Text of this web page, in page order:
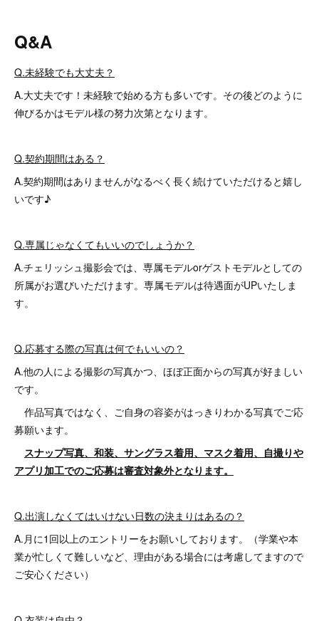
Q&A
Q.未経験でも大丈夫？
A.大丈夫です！未経験で始める方も多いです。その後どのように
伸びるかはモデル様の努力次第となります。
Q.契約期間はある？
A.契約期間はありませんがなるべく長く続けていただけると嬉し
いです♪
Q.専属じゃなくてもいいのでしょうか？
A.チェリッシュ撮影会では、専属モデルorゲストモデルとしての
所属がお選びいただけます。専属モデルは待遇面がUPいたしま
す。
Q.応募する際の写真は何でもいいの？
A.他の人による撮影の写真かつ、ほぼ正面からの写真が好ましい
です。
作品写真ではなく、ご自身の容姿がはっきりわかる写真でご応
募願います。
スナップ写真、和装、サングラス着用、マスク着用、自撮りや
アプリ加工でのご応募は審査対象外となります。
Q.出演しなくてはいけない日数の決まりはあるの？
A.月に1回以上のエントリーをお願いしております。（学業や本
業が忙しくて難しいなど、理由がある場合には考慮してますので
ご安心ください）